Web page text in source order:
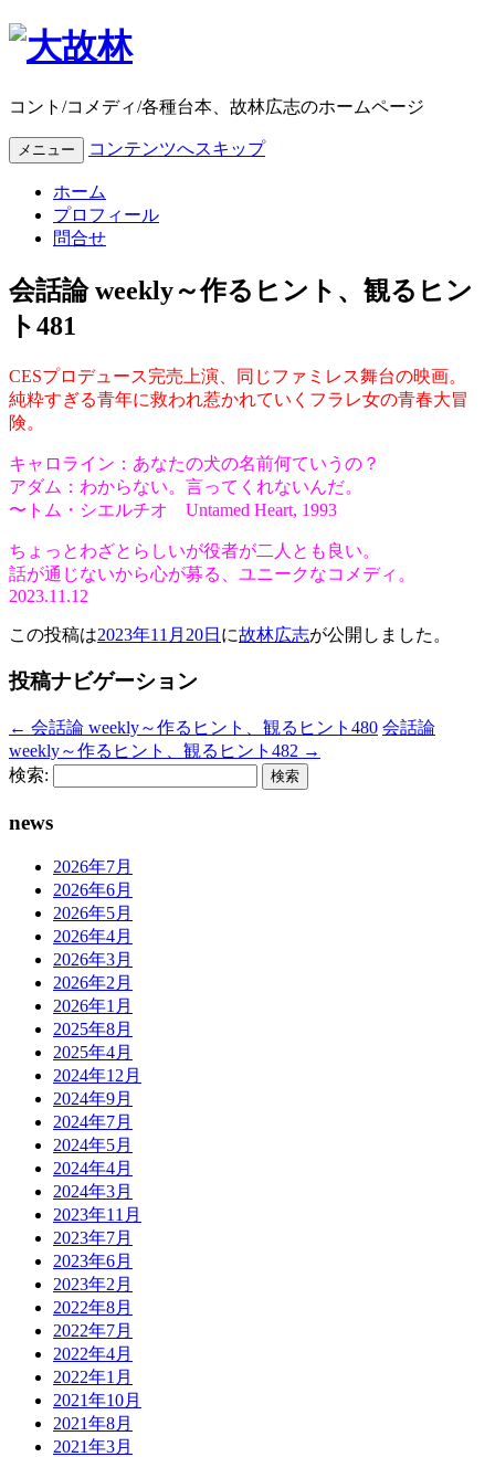
コント/コメディ/各種台本、故林広志のホームページ
メニュー コンテンツへスキップ
ホーム
プロフィール
問合せ
会話論 weekly～作るヒント、観るヒン
ト481
CESプロデュース完売上演、同じファミレス舞台の映画。
純粋すぎる青年に救われ惹かれていくフラレ女の青春大冒
険。
キャロライン：あなたの犬の名前何ていうの？
アダム：わからない。言ってくれないんだ。
〜トム・シエルチオ Untamed Heart, 1993
ちょっとわざとらしいが役者が二人とも良い。
話が通じないから心が募る、ユニークなコメディ。
2023.11.12
この投稿は2023年11月20日 に故林広志が公開しました 。
投稿ナビゲーション
← 会話論 weekly～作るヒント、観るヒント480 会話論
weekly～作るヒント、観るヒント482 →
検索:
news
2026年7月
2026年6月
2026年5月
2026年4月
2026年3月
2026年2月
2026年1月
2025年8月
2025年4月
2024年12月
2024年9月
2024年7月
2024年5月
2024年4月
2024年3月
2023年11月
2023年7月
2023年6月
2023年2月
2022年8月
2022年7月
2022年4月
2022年1月
2021年10月
2021年8月
2021年3月